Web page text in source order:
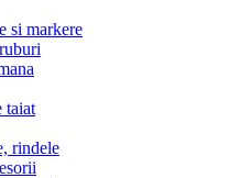
si markere
taiat
rindele